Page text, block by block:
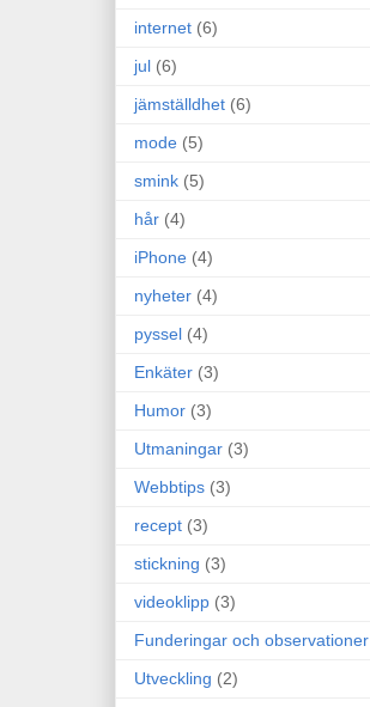
internet (6)
jul (6)
jämställdhet (6)
mode (5)
smink (5)
hår (4)
iPhone (4)
nyheter (4)
pyssel (4)
Enkäter (3)
Humor (3)
Utmaningar (3)
Webbtips (3)
recept (3)
stickning (3)
videoklipp (3)
Funderingar och observationer
Utveckling (2)